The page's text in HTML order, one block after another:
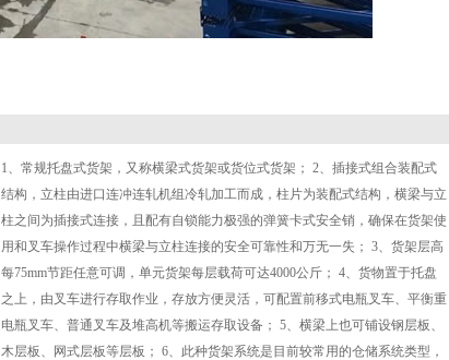
1、常规托盘式货架，又称横梁式货架或货位式货架； 2、插接式组合装配式
结构，立柱由进口连冲连轧机组冷轧加工而成，柱片为装配式结构，横梁与立
柱之间为插接式连接，且配有自锁能力极强的弹簧卡式安全销，确保在货架使
用和叉车操作过程中横梁与立柱连接的安全可靠性和万无一失； 3、货架层高
每75mm节距任意可调，单元货架每层载荷可达4000公斤； 4、货物置于托盘
之上，由叉车进行存取作业，存放方便灵活，可配置前移式电瓶叉车、平衡重
电瓶叉车、普通叉车及堆高机等搬运存取设备； 5、横梁上也可铺设钢层板、
木层板、网式层板等层板； 6、此种货架系统是目前较常用的仓储系统类型，